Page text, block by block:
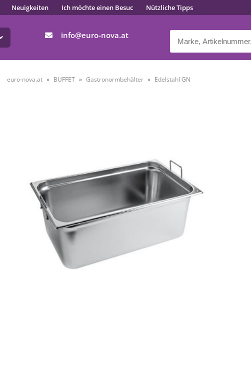
Neuigkeiten Ich möchte einen Besuc Nützliche Tipps
info euro-nova.at
euro-nova.at BUFFET Gastronormbehälter Edelstahl GN